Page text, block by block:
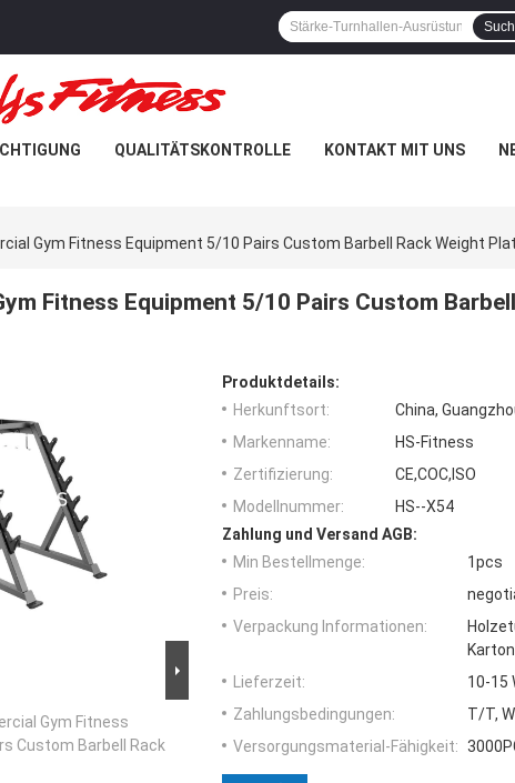
QUALITÄTSKONTROLLE KONTAKT MIT UNS
Gym Fitness Equipment 5/10 Pairs Custom Barbell Rack Weight
Fitness Equipment 5/10 Pairs Custom
Gym Fitness
Custom Barbell Rack
Produktdetails:
Herkunftsort:
China,
Markenname:
HS-Fitness
Zertifizierung:
CE,COC,ISO
Modellnummer:
HS--X54
Zahlung und Versand AGB:
Min Bestellmenge:
1pcs
Preis:
Verpackung Informationen:
Lieferzeit:
10-15
Zahlungsbedingungen:
T/T,
Versorgungsmaterial-Fähigkeit: